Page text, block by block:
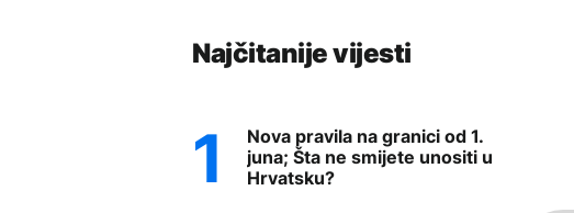
Najčitanije vijesti
Nova pravila na granici od 1.
juna; Šta ne smijete unositi u
Hrvatsku?